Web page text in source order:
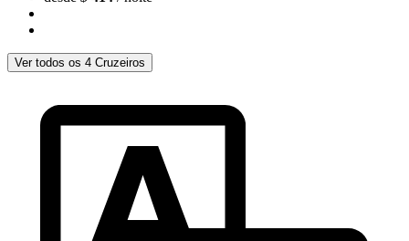
Ver todos os 4 Cruzeiros